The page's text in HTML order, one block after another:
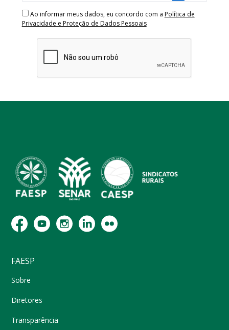
Ao informar meus dados, eu concordo com a Política de
Privacidade e Proteção de Dados Pessoais
FAESP
Sobre
Diretores
Transparência